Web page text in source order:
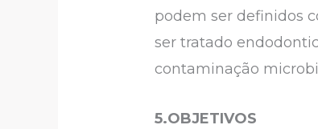
podem ser definidos
ser tratado
contaminação
5.OBJETIVOS